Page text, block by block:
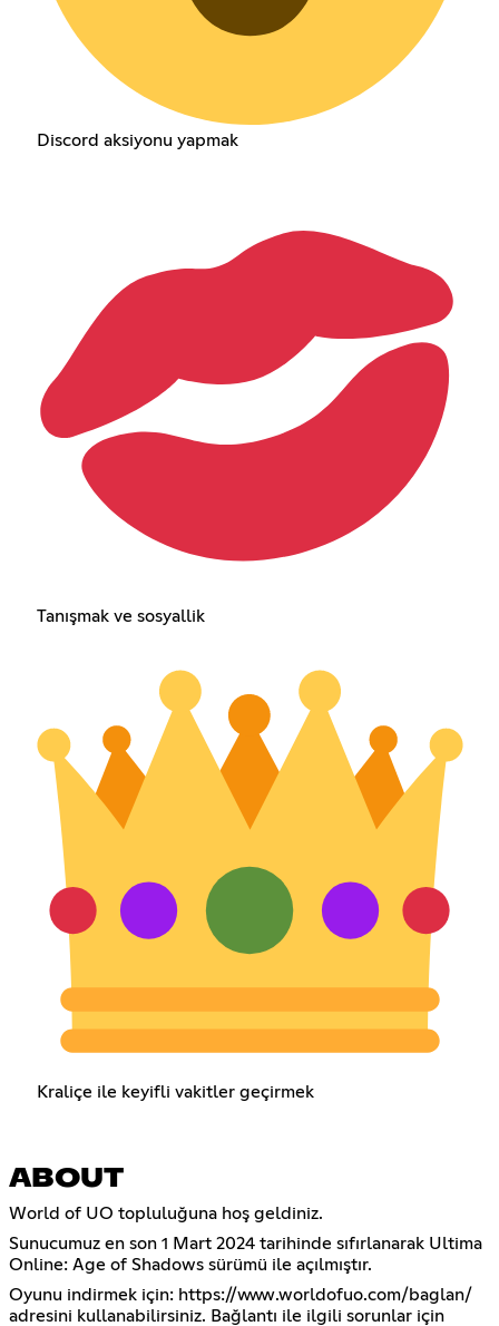
Discord aksiyonu yapmak
Tanışmak ve sosyallik
Kraliçe ile keyifli vakitler geçirmek
ABOUT
World of UO topluluğuna hoş geldiniz.
Sunucumuz en son 1 Mart 2024 tarihinde sıfırlanarak Ultima
Online: Age of Shadows sürümü ile açılmıştır.
Oyunu indirmek için: https://www.worldofuo.com/baglan/
adresini kullanabilirsiniz. Bağlantı ile ilgili sorunlar için